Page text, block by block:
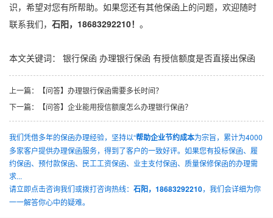
识，希望对您有所帮助。如果您还有其他保函上的问题，欢迎随时
联系我们， 石阳，18683292210！ 。
本文关键词： 银行保函 办理银行保函 有授信额度是否直接出保函
上一篇：
【问答】办理银行保函需要多长时间？
下一篇：
【问答】企业能用授信额度怎么办理银行保函？
我们凭借多年的保函办理经验，坚持以“帮助企业节约成本为宗旨，累计为4000
多家客户提供办理保函服务，得到了客户的一致好评。如果您有投标保函、履
约保函、预付款保函、民工工资保函、业主支付保函、质量保修保函的办理需
求...
请立即点击咨询我们或拨打咨询热线： 石阳，18683292210，我们会详细为你
一一解答你心中的疑难。